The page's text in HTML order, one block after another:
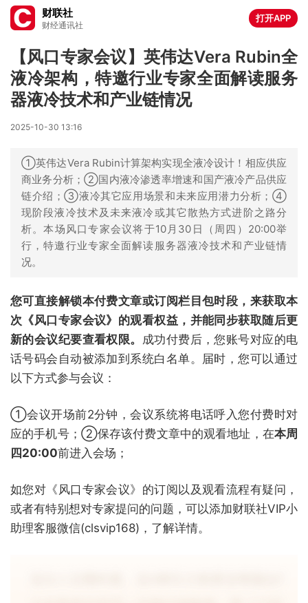
财联社
财经通讯社
打开APP
【风口专家会议】英伟达Vera Rubin全
液冷架构，特邀行业专家全面解读服务
器液冷技术和产业链情况
2025-10-30 13:16
①英伟达Vera Rubin计算架构实现全液冷设计！相应供应
商业务分析；②国内液冷渗透率增速和国产液冷产品供应
链介绍；③液冷其它应用场景和未来应用潜力分析；④
现阶段液冷技术及未来液冷或其它散热方式进阶之路分
析。本场风口专家会议将于10月30日（周四）20:00举
行，特邀行业专家全面解读服务器液冷技术和产业链情
况。
您可直接解锁本付费文章或订阅栏目包时段，来获取本
次《风口专家会议》的观看权益，并能同步获取随后更
新的会议纪要查看权限。 成功付费后，您账号对应的电
话号码会自动被添加到系统白名单。届时，您可以通过
以下方式参与会议：
①会议开场前2分钟，会议系统将电话呼入您付费时对
应的手机号；②保存该付费文章中的观看地址，在本周
四20:00前进入会场；
如您对《风口专家会议》的订阅以及观看流程有疑问，
或者有特别想对专家提问的问题，可以添加财联社VIP小
助理客服微信(clsvip168)，了解详情。